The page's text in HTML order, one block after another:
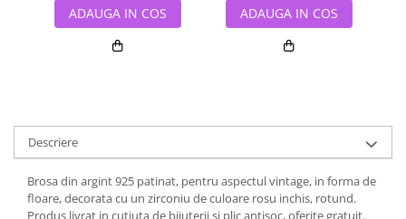
ADAUGA IN COS ADAUGA IN COS
Descriere
Brosa din argint 925 patinat, pentru aspectul vintage, in forma de
floare, decorata cu un zirconiu de culoare rosu inchis, rotund.
Produs livrat in cutiuta de bijuterii si plic antisoc, oferite gratuit.